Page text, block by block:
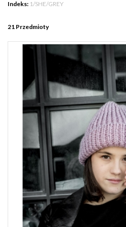
Indeks: 1/SHE/GREY
21 Przedmioty